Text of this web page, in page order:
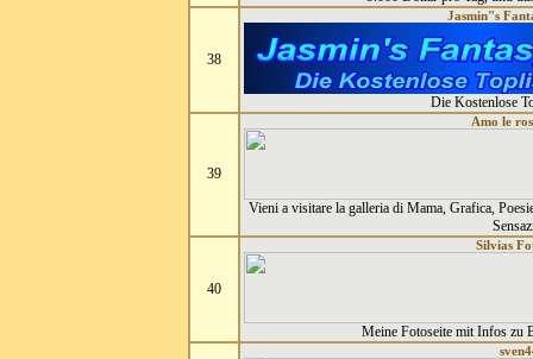
38
Jasmin"s
Die Kostenlose
39
Amo le
Vieni a visitare la galleria di Mama, Grafica,
40
Silvias
Meine Fotoseite mit Infos zu